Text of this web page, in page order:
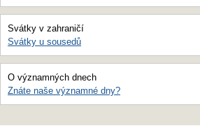
Svátky v zahraničí
Svátky u sousedů
O významných dnech
Znáte naše významné dny?